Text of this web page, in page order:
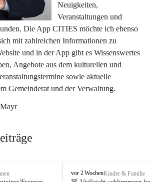
Neuigkeiten,
Veranstaltungen und
Die App CITIES möchte ich ebenso
mit zahlreichen Informationen zu
und in der App gibt es Wissenswertes
Angebote aus dem kulturellen und
sowie aktuelle
Gemeinderat und der Verwaltung.
F
vor 2 WochenKinder & Familie